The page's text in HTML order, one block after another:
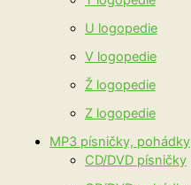
U logopedie
V logopedie
Ž logopedie
Z logopedie
MP3 písničky, pohádky
CD/DVD písničky